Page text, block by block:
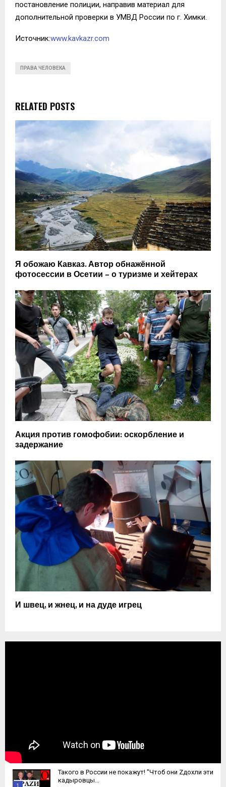
постановление полиции, направив материал для
дополнительной проверки в УМВД России по г. Химки.
Источник:www.kavkazr.com
ПРАВА ЧЕЛОВЕКА
RELATED POSTS
Я обожаю Кавказ. Автор обнажённой
фотосессии в Осетии – о туризме и хейтерах
Акция против гомофобии: оскорбление и
задержание
И швец, и жнец, и на дуде игрец
1
Такого в России не покажут! "Чтоб они Zдохли эти
кадыровцы...